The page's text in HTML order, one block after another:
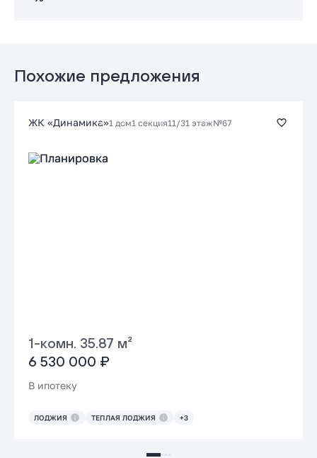
Похожие предложения
ЖК «Динамика»1 дом1 секция11/31 этаж№67
1-комн. 35.87 м²
6 530 000 ₽
В ипотеку
ЛОДЖИЯ ТЕПЛАЯ ЛОДЖИЯ +3